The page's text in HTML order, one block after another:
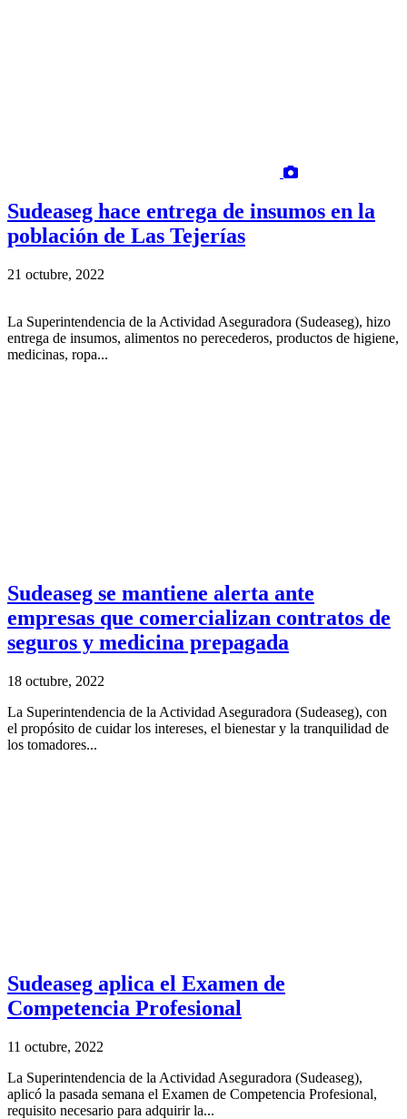
Sudeaseg hace entrega de insumos en la
población de Las Tejerías
21 octubre, 2022
La Superintendencia de la Actividad Aseguradora (Sudeaseg), hizo
entrega de insumos, alimentos no perecederos, productos de higiene,
medicinas, ropa...
Sudeaseg se mantiene alerta ante
empresas que comercializan contratos de
seguros y medicina prepagada
18 octubre, 2022
La Superintendencia de la Actividad Aseguradora (Sudeaseg), con
el propósito de cuidar los intereses, el bienestar y la tranquilidad de
los tomadores...
Sudeaseg aplica el Examen de
Competencia Profesional
11 octubre, 2022
La Superintendencia de la Actividad Aseguradora (Sudeaseg),
aplicó la pasada semana el Examen de Competencia Profesional,
requisito necesario para adquirir la...